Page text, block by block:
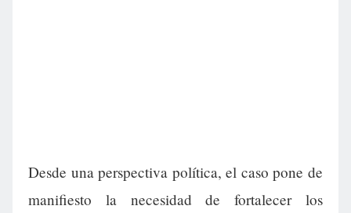
Desde una perspectiva política, el caso pone de
manifiesto la necesidad de fortalecer los